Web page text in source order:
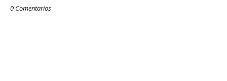
0 Comentarios